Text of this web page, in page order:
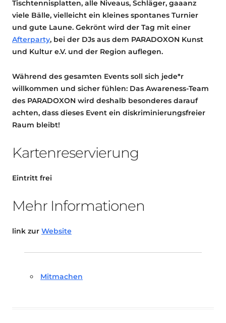
Tischtennisplatten, alle Niveaus, Schläger, gaaanz
viele Bälle, vielleicht ein kleines spontanes Turnier
und gute Laune. Gekrönt wird der Tag mit einer
Afterparty, bei der DJs aus dem PARADOXON Kunst
und Kultur e.V. und der Region auflegen.
Während des gesamten Events soll sich jede*r
willkommen und sicher fühlen: Das Awareness-Team
des PARADOXON wird deshalb besonderes darauf
achten, dass dieses Event ein diskriminierungsfreier
Raum bleibt!
Kartenreservierung
Eintritt frei
Mehr Informationen
link zur Website
Mitmachen